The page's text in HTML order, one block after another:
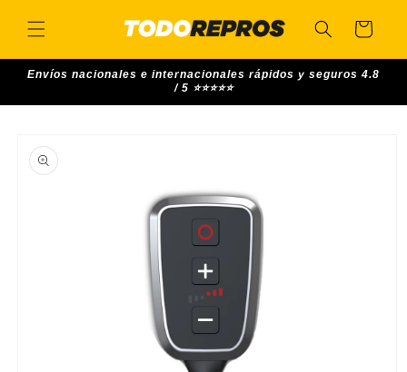
content
Cart
Envíos nacionales e internacionales rápidos y seguros 4.8
/ 5 ⭐⭐⭐⭐⭐
product
information